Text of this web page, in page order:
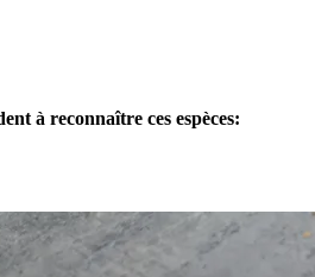
à reconnaître ces espèces: